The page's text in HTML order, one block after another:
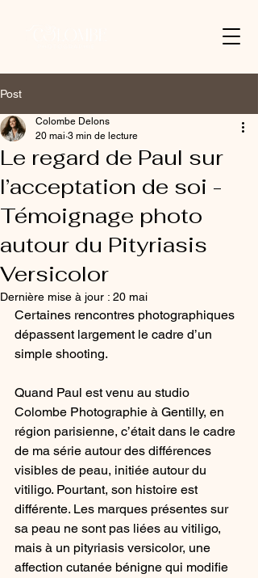
Post
Le regard de Paul sur
l’acceptation de soi -
Témoignage photo
autour du Pityriasis
Versicolor
Colombe Delons
20 mai 3 min de lecture
Dernière mise à jour : 20 mai
Certaines rencontres photographiques
dépassent largement le cadre d’un
simple shooting.
Quand Paul est venu au studio
Colombe Photographie à Gentilly, en
région parisienne, c’était dans le cadre
de ma série autour des différences
visibles de peau, initiée autour du
vitiligo. Pourtant, son histoire est
différente. Les marques présentes sur
sa peau ne sont pas liées au vitiligo,
mais à un pityriasis versicolor, une
affection cutanée bénigne qui modifie